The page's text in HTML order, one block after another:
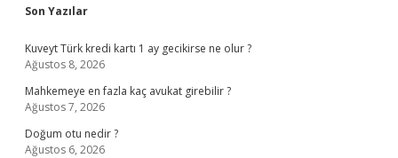
Sidebar
Son Yazılar
Kuveyt Türk kredi kartı 1 ay gecikirse ne olur ?
Ağustos 8, 2026
Mahkemeye en fazla kaç avukat girebilir ?
Ağustos 7, 2026
Doğum otu nedir ?
Ağustos 6, 2026